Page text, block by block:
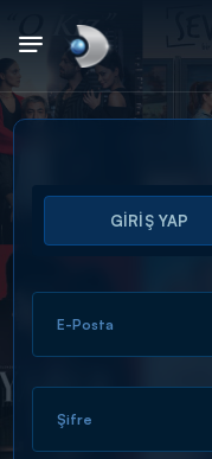
Arama
ARAMA
GİRİŞ YAP
E-Posta
Şifre